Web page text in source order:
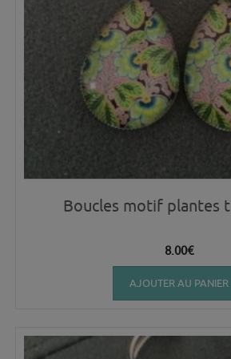
Boucles motif plantes
8.00€
AJOUTER AU PANIER